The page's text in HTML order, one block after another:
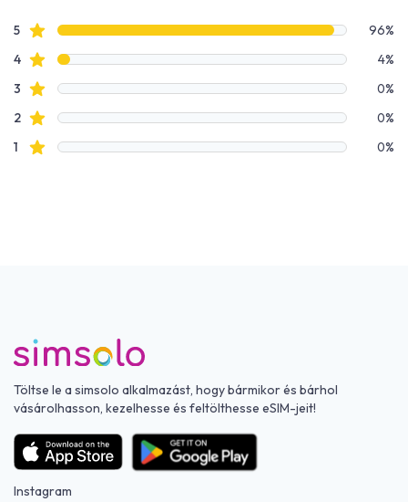
Értékelési adatok
5Csillagos értékelések
96%
4Csillagos értékelések
4%
3 Csillagos értékelések
0%
2Csillagos értékelések
0%
1 Csillagos értékelések 0%
Töltse le a simsolo alkalmazást, hogy bármikor és bárhol
vásárolhasson, kezelhesse és feltölthesse eSIM-jeit!
Instagram